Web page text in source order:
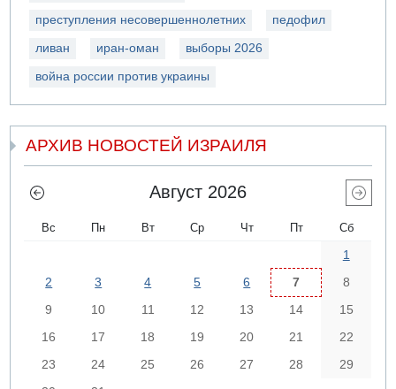
преступления несовершеннолетних педофил
ливан иран-оман выборы 2026
война россии против украины
АРХИВ НОВОСТЕЙ ИЗРАИЛЯ
Август 2026
Вс Пн Вт Ср Чт Пт Сб
1
2
3 4 5 6 7
8
9
10 11 12 13 14
15
16
17 18 19 20 21
22
23
24 25 26 27 28
29